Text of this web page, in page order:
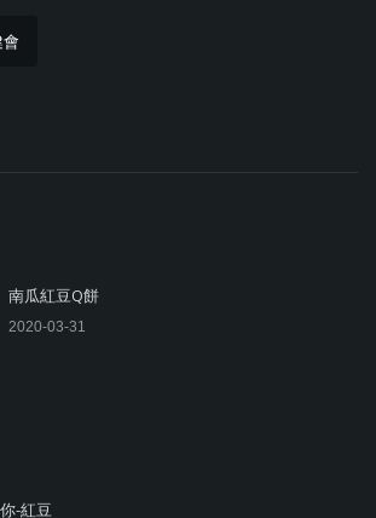
會
南瓜紅豆Q餅
2020-03-31
-紅豆